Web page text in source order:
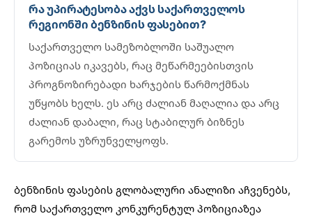
რა უპირატესობა აქვს საქართველოს
რეგიონში ბენზინის ფასებით?
საქართველო სამეზობლოში საშუალო
პოზიციას იკავებს, რაც მეწარმეებისთვის
პროგნოზირებადი ხარჯების წარმოქმნას
უწყობს ხელს. ეს არც ძალიან მაღალია და არც
ძალიან დაბალი, რაც სტაბილურ ბიზნეს
გარემოს უზრუნველყოფს.
ბენზინის ფასების გლობალური ანალიზი აჩვენებს,
რომ საქართველო კონკურენტულ პოზიციაზეა